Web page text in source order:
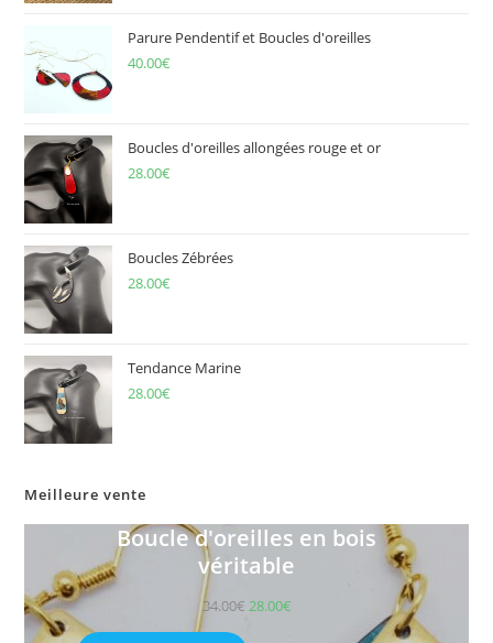
Parure Pendentif et Boucles d'oreilles
40.00€
Boucles d'oreilles allongées rouge et or
28.00€
Boucles Zébrées
28.00€
Tendance Marine
28.00€
Meilleure vente
Boucle d'oreilles en bois
véritable
34.00€ 28.00€